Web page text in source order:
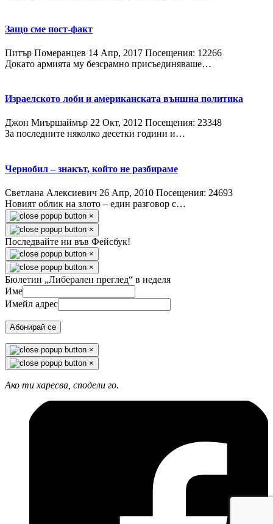
Защо сме пост-факт
Питър Померанцев 14 Апр, 2017 Посещения: 12266
Докато армията му безсрамно присъединяваше…
Израелското лоби и американската външна политика
Джон Миършаймър 22 Окт, 2012 Посещения: 23348
За последните няколко десетки години и…
Чернобил – знакът, който не разбираме
Светлана Алексиевич 26 Апр, 2010 Посещения: 24693
Новият облик на злото – един разговор с…
×
×
Последвайте ни във Фейсбук!
×
×
Бюлетин „Либерален преглед“ в неделя
Име
Имейл адрес
Абонирай се
×
×
Ако ти харесва, сподели го.